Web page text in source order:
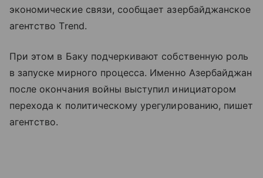
экономические связи, сообщает азербайджанское
агентство Trend.
При этом в Баку подчеркивают собственную роль
в запуске мирного процесса. Именно Азербайджан
после окончания войны выступил инициатором
перехода к политическому урегулированию, пишет
агентство.